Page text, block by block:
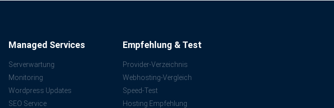
Managed Services
Serverwartung
Monitoring
Wordpress Updates
SEO Service
Empfehlung & Test
Provider-Verzeichnis
Webhosting-Vergleich
Speed-Test
Hosting Empfehlung